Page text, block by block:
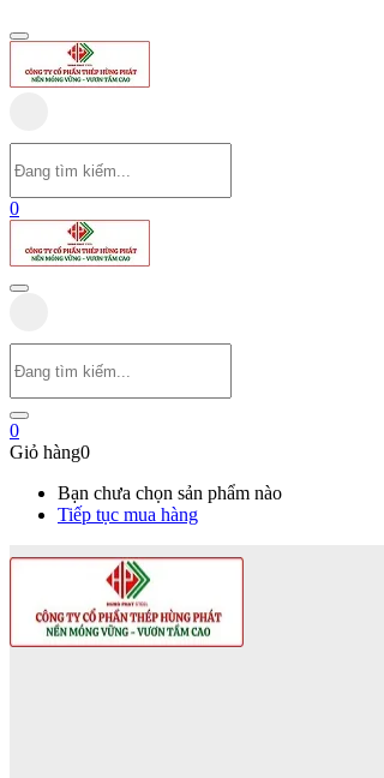
0
0
Giỏ hàng0
Bạn chưa chọn sản phẩm nào
Tiếp tục mua hàng